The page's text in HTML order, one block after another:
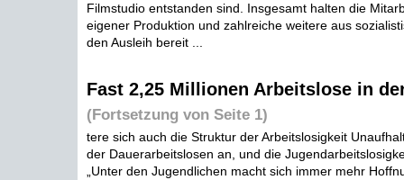
Filmstudio entstanden sind. Insgesamt halten die
eigener Produktion und zahlreiche weitere aus
den Ausleih bereit ...
Fast 2,25 Millionen Arbeitslose in
(Fortsetzung von Seite 1)
tere sich auch die Struktur der Arbeitslosigkeit
der Dauerarbeitslosen an, und die
„Unter den Jugendlichen macht sich immer mehr